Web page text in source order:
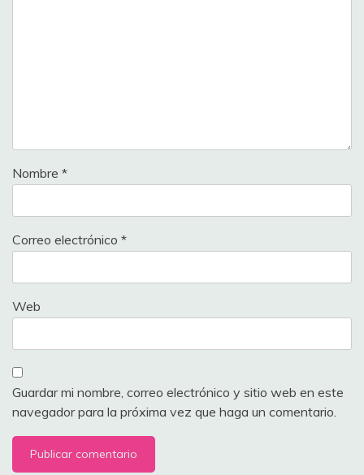
Nombre *
Correo electrónico *
Web
Guardar mi nombre, correo electrónico y sitio web en este
navegador para la próxima vez que haga un comentario.